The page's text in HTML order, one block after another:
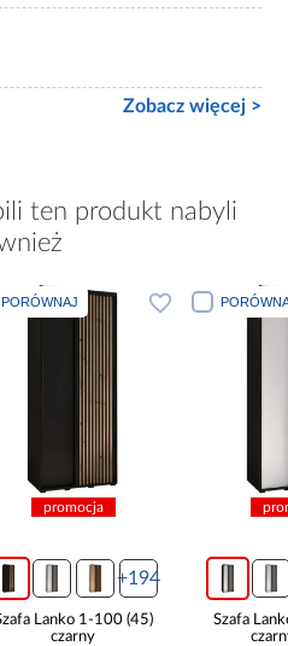
Zobacz więcej >
ten produkt nabyli
PORÓWNAJ
promocja
+194
Lanko 1-100 (45)
czarny
Szafa